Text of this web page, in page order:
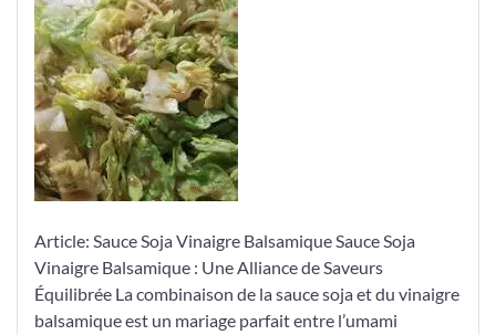
de
la
Sauce
Soja
et
du
Vinaigre
Article: Sauce Soja Vinaigre Balsamique Sauce Soja
Vinaigre Balsamique : Une Alliance de Saveurs
Équilibrée La combinaison de la sauce soja et du vinaigre
balsamique est un mariage parfait entre l’umami